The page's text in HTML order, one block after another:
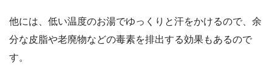
他には、低い温度のお湯でゆっくりと汗をかけるので、余
分な皮脂や老廃物などの毒素を排出する効果もあるので
す。